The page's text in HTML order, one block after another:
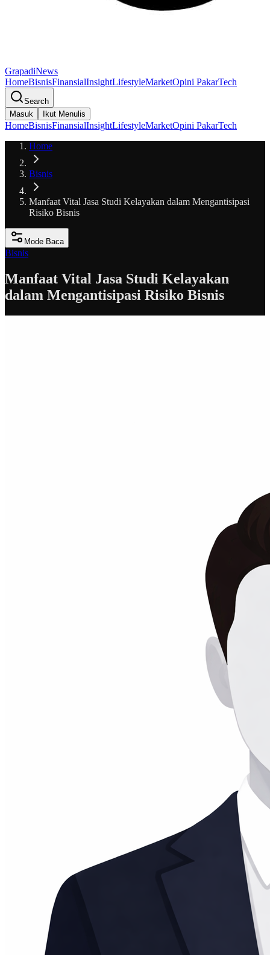
GrapadiNews
HomeBisnisFinansialInsightLifestyleMarketOpini PakarTech
Search
Masuk
Ikut Menulis
HomeBisnisFinansialInsightLifestyleMarketOpini PakarTech
Home
Bisnis
Manfaat Vital Jasa Studi Kelayakan dalam Mengantisipasi
Risiko Bisnis
Mode Baca
Bisnis
Manfaat Vital Jasa Studi Kelayakan
dalam Mengantisipasi Risiko Bisnis